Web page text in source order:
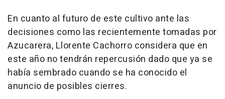
En cuanto al futuro de este cultivo ante las
decisiones como las recientemente tomadas por
Azucarera, Llorente Cachorro considera que en
este año no tendrán repercusión dado que ya se
había sembrado cuando se ha conocido el
anuncio de posibles cierres.